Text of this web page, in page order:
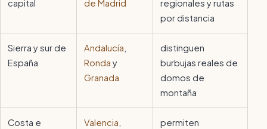
capital
de Madrid
regionales y rutas
por distancia
Sierra y sur de
España
Andalucía
Ronda y
Granada
distinguen
burbujas reales de
domos de
montaña
Costa e
Valencia
permiten